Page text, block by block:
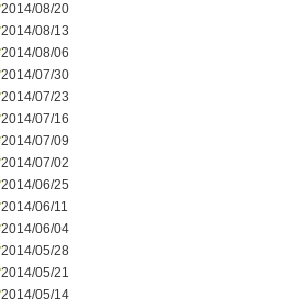
2014/08/20
2014/08/13
2014/08/06
2014/07/30
2014/07/23
2014/07/16
2014/07/09
2014/07/02
2014/06/25
2014/06/11
2014/06/04
2014/05/28
2014/05/21
2014/05/14